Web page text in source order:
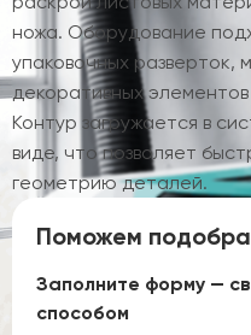
ножа. Оборудование
упаковочных разверток,
декоративных
Контур загружается в
виде, что позволяет
геометрию деталей.
Поможем
Заполните форму —
способом